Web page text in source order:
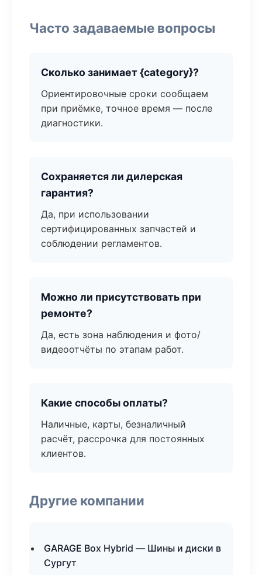
Часто задаваемые вопросы
Сколько занимает {category}?
Ориентировочные сроки сообщаем
при приёмке, точное время — после
диагностики.
Сохраняется ли дилерская
гарантия?
Да, при использовании
сертифицированных запчастей и
соблюдении регламентов.
Можно ли присутствовать при
ремонте?
Да, есть зона наблюдения и фото/
видеоотчёты по этапам работ.
Какие способы оплаты?
Наличные, карты, безналичный
расчёт, рассрочка для постоянных
клиентов.
Другие компании
GARAGE Box Hybrid — Шины и диски в
Сургут